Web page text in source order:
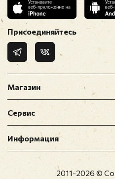
Отзыв*
Перед
Магазин
Сервис
Информация
Присоединяйтесь
2011-2026 ©